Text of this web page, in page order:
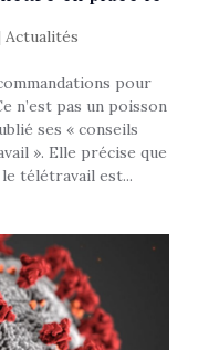
Actualités
pour
n’est pas un poisson
ses « conseils
». Elle précise que
télétravail est...